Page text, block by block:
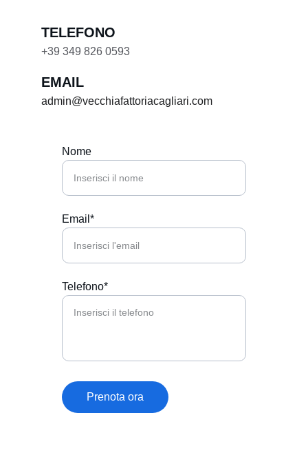
TELEFONO
+39 349 826 0593
EMAIL
admin@vecchiafattoriacagliari.com
Nome
Email*
Telefono*
Prenota ora